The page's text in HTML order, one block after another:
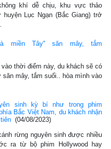
khí dễ chịu, khu vực thảo
Lục Ngạn (Bắc Giang) trở
miền Tây'' săn mây, tắm
thời điểm này, du khách sẽ có
mây, tắm suối.. hòa mình vào
sinh kỳ bí như trong phim
Bắc Việt Nam, du khách nhận
(04/08/2023)
rừng nguyên sinh được nhiều
ra từ bộ phim Hollywood hay